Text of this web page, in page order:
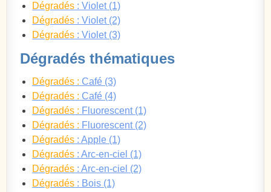
Dégradés : Violet (1)
Dégradés : Violet (2)
Dégradés : Violet (3)
Dégradés thématiques
Dégradés : Café (3)
Dégradés : Café (4)
Dégradés : Fluorescent (1)
Dégradés : Fluorescent (2)
Dégradés : Apple (1)
Dégradés : Arc-en-ciel (1)
Dégradés : Arc-en-ciel (2)
Dégradés : Bois (1)